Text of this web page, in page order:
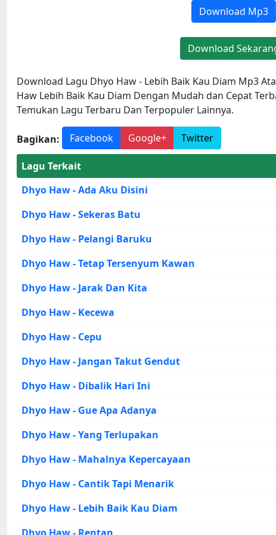
Download Mp3
Download
Download Lagu Dhyo Haw - Lebih Baik Kau Diam Mp3
Haw Lebih Baik Kau Diam Dengan Mudah dan Cepat
Temukan Lagu Terbaru Dan Terpopuler Lainnya.
Bagikan: Facebook Google+ Twitter
Lagu Terkait
Dhyo Haw - Ada Aku Disini
Dhyo Haw - Sekeras Batu
Dhyo Haw - Pelangi Baruku
Dhyo Haw - Tetap Tersenyum Kawan
Dhyo Haw - Jarak Dan Kita
Dhyo Haw - Kecewa
Dhyo Haw - Cepu
Dhyo Haw - Jangan Takut Gendut
Dhyo Haw - Dibalik Hari Ini
Dhyo Haw - Gue Apa Adanya
Dhyo Haw - Yang Terlupakan
Dhyo Haw - Mahalnya Kepercayaan
Dhyo Haw - Cantik Tapi Menarik
Dhyo Haw - Lebih Baik Kau Diam
Dhyo Haw - Rentan